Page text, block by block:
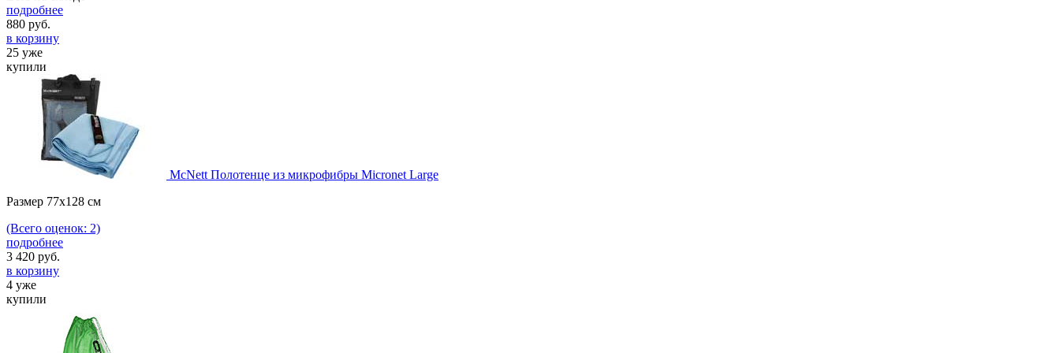
подробнее
880 руб.
в корзину
25 уже
купили
McNett Полотенце из микрофибры Micronet Large
Размер 77х128 см
(Всего оценок: 2)
подробнее
3 420 руб.
в корзину
4 уже
купили